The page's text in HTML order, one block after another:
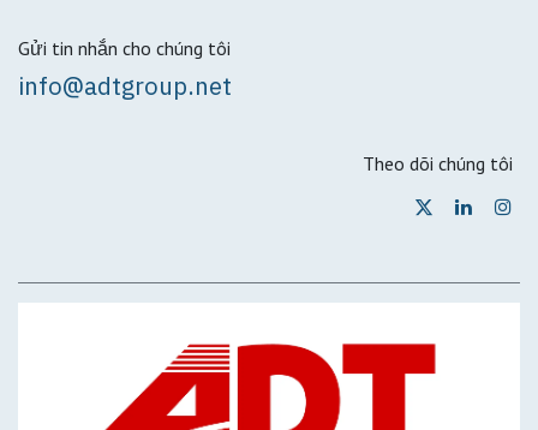
Gửi tin nhắn cho chúng tôi
info@adtgroup.net
Theo dõi chúng tôi